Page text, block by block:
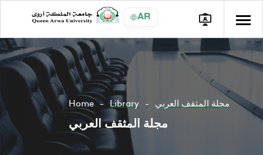
AR
Home Library مجلة المثقف العربي
مجلة المثقف العربي